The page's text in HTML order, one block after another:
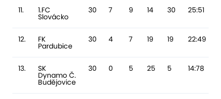
11. 1.FC
Slovácko
30 7 9 14 30 25:51
12. FK
Pardubice
30 4 7 19 19 22:49
13. SK
Dynamo Č.
Budějovice
30 0 5 25 5 14:78